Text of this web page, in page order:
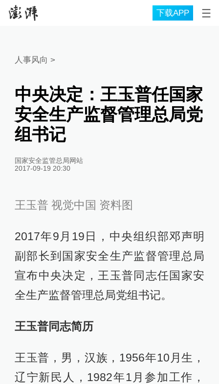
下载APP
人事风向 >
中央决定：王玉普任国家
安全生产监督管理总局党
组书记
国家安全监管总局网站
2017-09-19 20:30
王玉普 视觉中国 资料图
2017年9月19日，中央组织部邓声明
副部长到国家安全生产监督管理总局
宣布中央决定，王玉普同志任国家安
全生产监督管理总局党组书记。
王玉普同志简历
王玉普，男，汉族，1956年10月生，
辽宁新民人，1982年1月参加工作，